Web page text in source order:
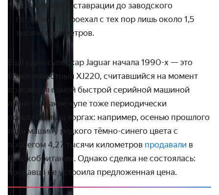
тщательной реставрации до заводского
состояния и проехал с тех пор лишь около 1,5
тысячи километров.
Ещё один суперкар Jaguar начала 1990-х — это
более известный XJ220, считавшийся на момент
появления самой быстрой серийной машиной
планеты. Такие купе тоже периодически
появляются на торгах: например, осенью прошлого
года машину редкого тёмно-синего цвета с
пробегом 4,27 тысячи километров продавали в
Великобритании. Однако сделка не состоялась:
продавца не устроила предложенная цена.